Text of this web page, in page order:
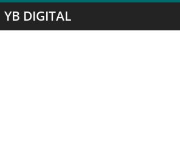
YB DIGITAL